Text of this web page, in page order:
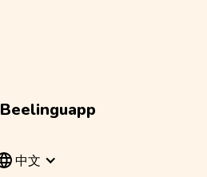
Beelinguapp
中文